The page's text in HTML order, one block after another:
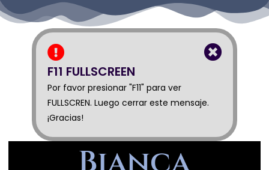
F11 FULLSCREEN
Por favor presionar "F11" para ver
FULLSCREN. Luego cerrar este mensaje.
¡Gracias!